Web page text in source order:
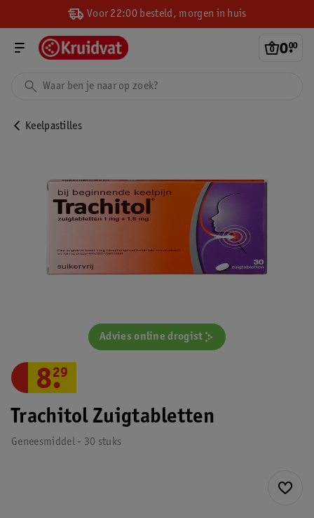
Voor 22:00 besteld, morgen in huis
0.
00
Keelpastilles
Advies online drogist
Trachitol Zuigtabletten
Geneesmiddel - 30 stuks
8.
29